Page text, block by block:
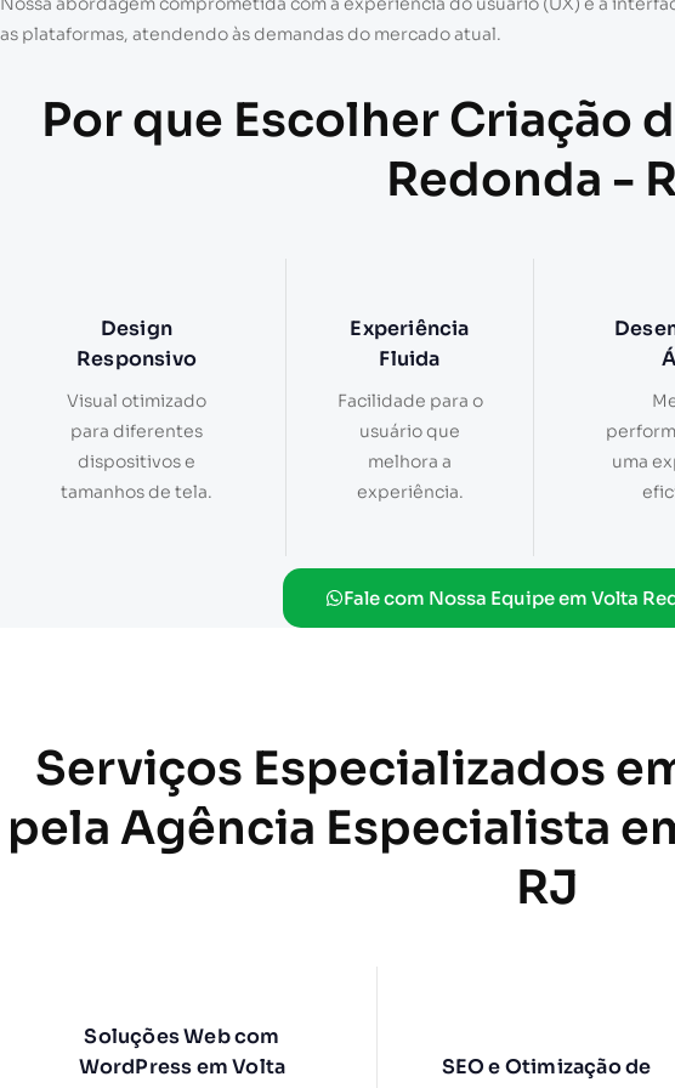
as plataformas, atendendo às demandas do mercado atual.
Por que Escolher Criação
Redonda -
Design
Responsivo
Visual otimizado
para diferentes
dispositivos e
tamanhos de tela.
Experiência
Fluida
Facilidade para o
usuário que
melhora a
experiência.
uma
Fale com Nossa Equipe em Volta
Serviços Especializados
pela Agência Especialista
RJ
Soluções Web com
WordPress em Volta
SEO e Otimização de